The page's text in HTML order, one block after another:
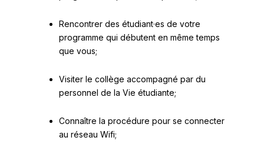
Rencontrer des étudiant·es de votre
programme qui débutent en même temps
que vous;
Visiter le collège accompagné par du
personnel de la Vie étudiante;
Connaître la procédure pour se connecter
au réseau Wifi;